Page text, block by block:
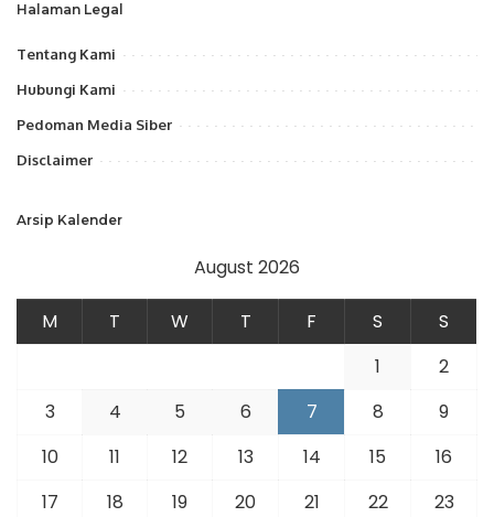
Halaman Legal
Tentang Kami
Hubungi Kami
Pedoman Media Siber
Disclaimer
Arsip Kalender
August 2026
M T W T F S
S
1
2
3
4 5 6 7 8
9
10
11 12 13 14 15
16
17
18 19 20 21 22
23